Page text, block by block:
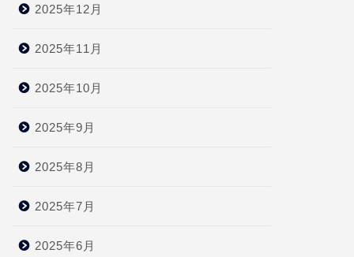
2025年12月
2025年11月
2025年10月
2025年9月
2025年8月
2025年7月
2025年6月